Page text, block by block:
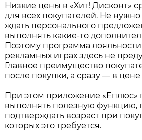
Низкие цены в «Хит! Дисконт»
для всех покупателей. Не
ждать персонального
выполнять какие-то
Поэтому программа лояльности
рекламных играх здесь не
Главное преимущество
после покупки, а сразу — в цене
При этом приложение «Еплюс»
выполнять полезную функцию,
подтверждать возраст при
которых это требуется.